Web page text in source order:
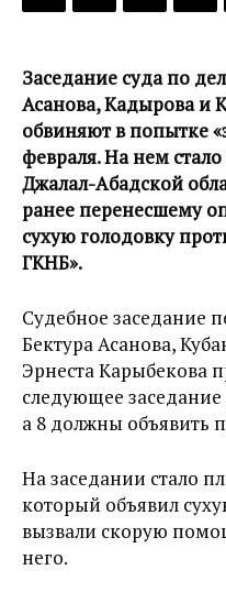
Заседание суда по
Асанова, Кадырова и
обвиняют в попытке
февраля. На нем
Джалал-Абадской
ранее перенесшему
сухую голодовку
ГКНБ».
Судебное заседание
Бектура Асанова,
Эрнеста Карыбекова
следующее
а 8 должны объявить
На заседании стало
который объявил
вызвали скорую
него.